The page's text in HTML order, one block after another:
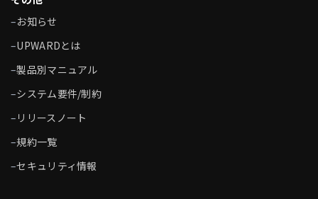
–お知らせ
–UPWARDとは
–製品別マニュアル
–システム要件/制約
– リリースノート
–規約一覧
–セキュリティ情報